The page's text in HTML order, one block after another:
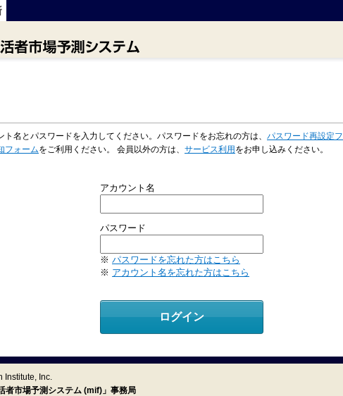
ト名とパスワードを入力してください。パスワードをお忘れの方は、 パスワード再設定
フォームをご利用ください。 会員以外の方は、 サービス利用 をお申し込みください。
アカウント名
パスワード
※ パスワードを忘れた方はこちら
※ アカウント名を忘れた方はこちら
Institute, Inc.
者市場予測システム (mif)」事務局